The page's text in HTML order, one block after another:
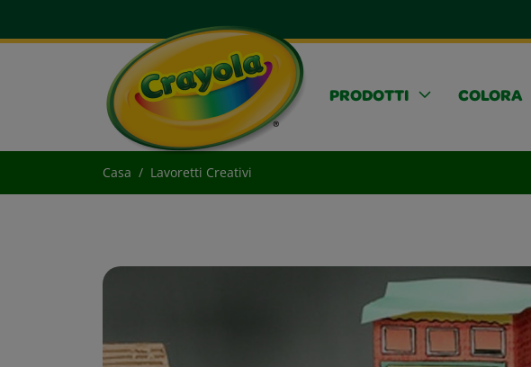
PRODOTTI COLORA
Casa Lavoretti Creativi